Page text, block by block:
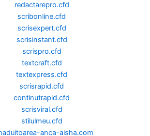
redactarepro.cfd
scribonline.cfd
scrisexpert.cfd
scrisinstant.cfd
scrispro.cfd
textcraft.cfd
textexpress.cfd
scrisrapid.cfd
continutrapid.cfd
scrisviral.cfd
stilulmeu.cfd
anca-aisha.com